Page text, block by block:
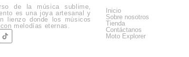
de la música sublime,
es una joya artesanal y
lienzo donde los músicos
melodías eternas.
Inicio
Sobre nosotros
Tienda
Contáctanos
Moto Explorer